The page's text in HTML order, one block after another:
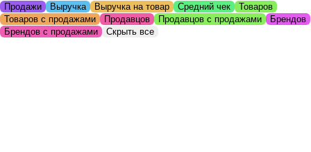
Продажи Выручка Выручка на товар Средний чек
Товаров
Товаров с продажами
Продавцов Продавцов с продажами
Брендов
Брендов с продажами
Скрыть все